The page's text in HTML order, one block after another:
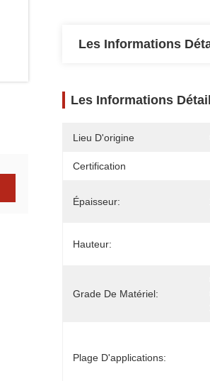
Les Informations
Les Informations
Lieu D'origine
Certification
Épaisseur:
Hauteur:
Grade De Matériel:
Plage D'applications: